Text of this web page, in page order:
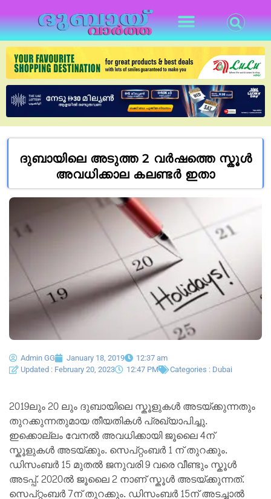
ദുബായിലെ അടുത്ത 2 വർഷത്തെ സ്കൂൾ
അവധിക്കാല കലണ്ടർ ഇതാ
Admin GG January 18, 2019
12:37 am
Updated : February 20, 2023
12:47 PM Categories : Dubai
2019ലും 20 ലും ദുബായിലെ സ്കൂളുകൾ അടയ്ക്കുന്നതും
തുറക്കുന്നതുമായ തീയതികൾ പ്രഖ്യാപിച്ചു.
ഇക്കൊല്ലം വേനൽ അവധിക്കായി ജൂലൈ 4ന്
സ്കൂളുകൾ അടയ്ക്കും. സെപ്റ്റംബർ 1 ന് തുറക്കും.
ഡിസംബർ 15 മുതൽ ജനുവരി 9 വരെ വീണ്ടും സ്കൂൾ
അടപ്പ്. 2020ൽ ജൂലൈ 2 നാണ് സ്കൂൾ അടയ്ക്കുന്നത്.
സെപ്റ്റംബർ 7ന് തുറക്കും. ഡിസംബർ 15ന് അടച്ചാൽ